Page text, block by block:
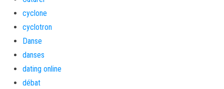
cyclone
cyclotron
Danse
danses
dating online
débat